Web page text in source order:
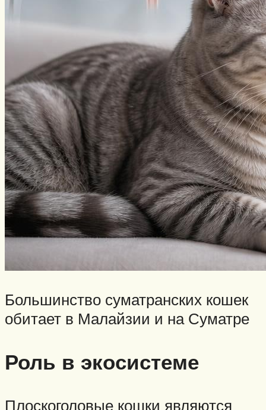
Большинство суматранских кошек
обитает в Малайзии и на Суматре
Роль в экосистеме
Плоскоголовые кошки являются